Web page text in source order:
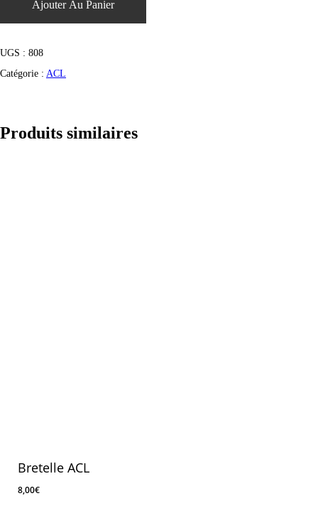
Ajouter Au Panier
UGS : 808
Catégorie : ACL
Produits similaires
Bretelle ACL
8,00€